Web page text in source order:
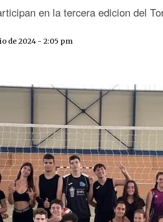
en la tercera edicion del
de 2024 - 2:05 pm